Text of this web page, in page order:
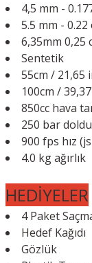
4,5 mm -
5.5 mm - 0.22
6,35mm 0,25
Sentetik
55cm / 21,65
100cm /
850cc hava
250 bar
900 fps hız
4.0 kg ağırlık
HEDİYELER
4 Paket
Hedef Kağıdı
Gözlük